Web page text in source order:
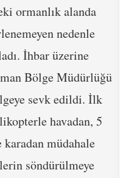
ormanlık alanda
nedenle
İhbar üzerine
Bölge Müdürlüğü
sevk edildi. İlk
havadan, 5
karadan müdahale
söndürülmeye